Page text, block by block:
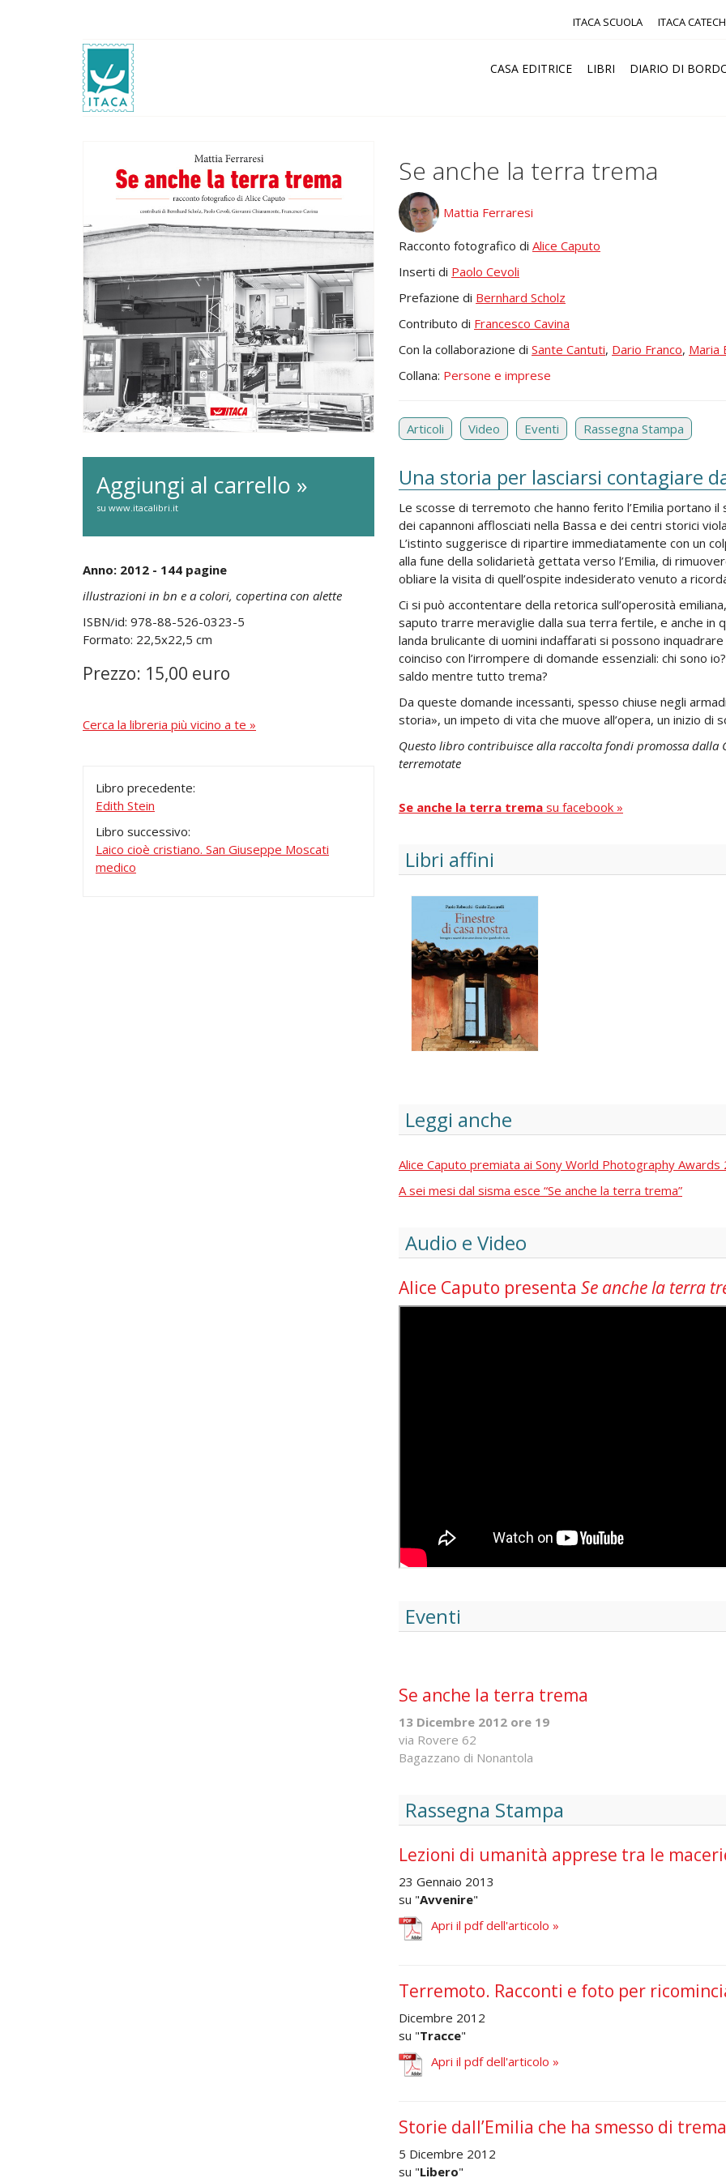
ITACA SCUOLA ITACA
CASA EDITRICE LIBRI DIARIO DI
Aggiungi al carrello »
su www.itacalibri.it
Anno: 2012 - 144 pagine
illustrazioni in bn e a colori, copertina con alette
ISBN/id: 978-88-526-0323-5
Formato: 22,5x22,5 cm
Prezzo: 15,00 euro
Cerca la libreria più vicino a te »
Libro precedente:
Edith Stein
Libro successivo:
Laico cioè cristiano. San Giuseppe Moscati
medico
Se anche la terra trema
Mattia Ferraresi
Racconto fotografico di Alice Caputo
Inserti di Paolo Cevoli
Prefazione di Bernhard Scholz
Contributo di Francesco Cavina
Con la collaborazione di Sante Cantuti, Dario Franco, Maria
Collana: Persone e imprese
Articoli Video Eventi Rassegna Stampa
Una storia per lasciarsi contagiare
Le scosse di terremoto che hanno ferito l’Emilia portano
dei capannoni afflosciati nella Bassa e dei centri storici
L’istinto suggerisce di ripartire immediatamente con un
alla fune della solidarietà gettata verso l’Emilia, di
obliare la visita di quell’ospite indesiderato venuto a
Ci si può accontentare della retorica sull’operosità
saputo trarre meraviglie dalla sua terra fertile, e anche in
landa brulicante di uomini indaffarati si possono
coinciso con l’irrompere di domande essenziali: chi sono
saldo mentre tutto trema?
Da queste domande incessanti, spesso chiuse negli
storia», un impeto di vita che muove all’opera, un inizio di
Questo libro contribuisce alla raccolta fondi promossa dalla
terremotate
Se anche la terra trema su facebook »
Libri affini
Leggi anche
Alice Caputo premiata ai Sony World Photography Awards
A sei mesi dal sisma esce “Se anche la terra trema”
Audio e Video
Alice Caputo presenta Se anche la terra
Eventi
Se anche la terra trema
13 Dicembre 2012 ore 19
via Rovere 62
Bagazzano di Nonantola
Rassegna Stampa
Lezioni di umanità apprese tra le
23 Gennaio 2013
su "Avvenire"
Apri il pdf dell'articolo »
Terremoto. Racconti e foto per
Dicembre 2012
su "Tracce"
Apri il pdf dell'articolo »
Storie dall’Emilia che ha smesso di
5 Dicembre 2012
su "Libero"